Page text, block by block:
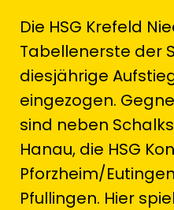
Die HSG Krefeld
Tabellenerste der
diesjährige
eingezogen.
sind neben
Hanau, die HSG
Pforzheim/
Pfullingen. Hier